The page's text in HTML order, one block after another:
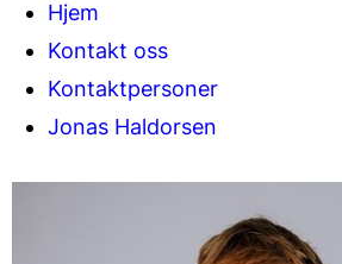
Du
er
her:
Hjem
Kontakt oss
Kontaktpersoner
Jonas Haldorsen